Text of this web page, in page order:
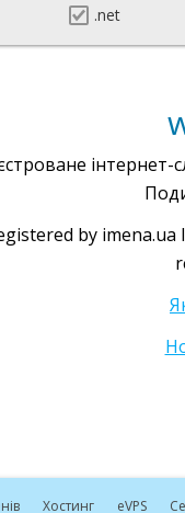
.net
інтернет-
by
Хостинг eVPS